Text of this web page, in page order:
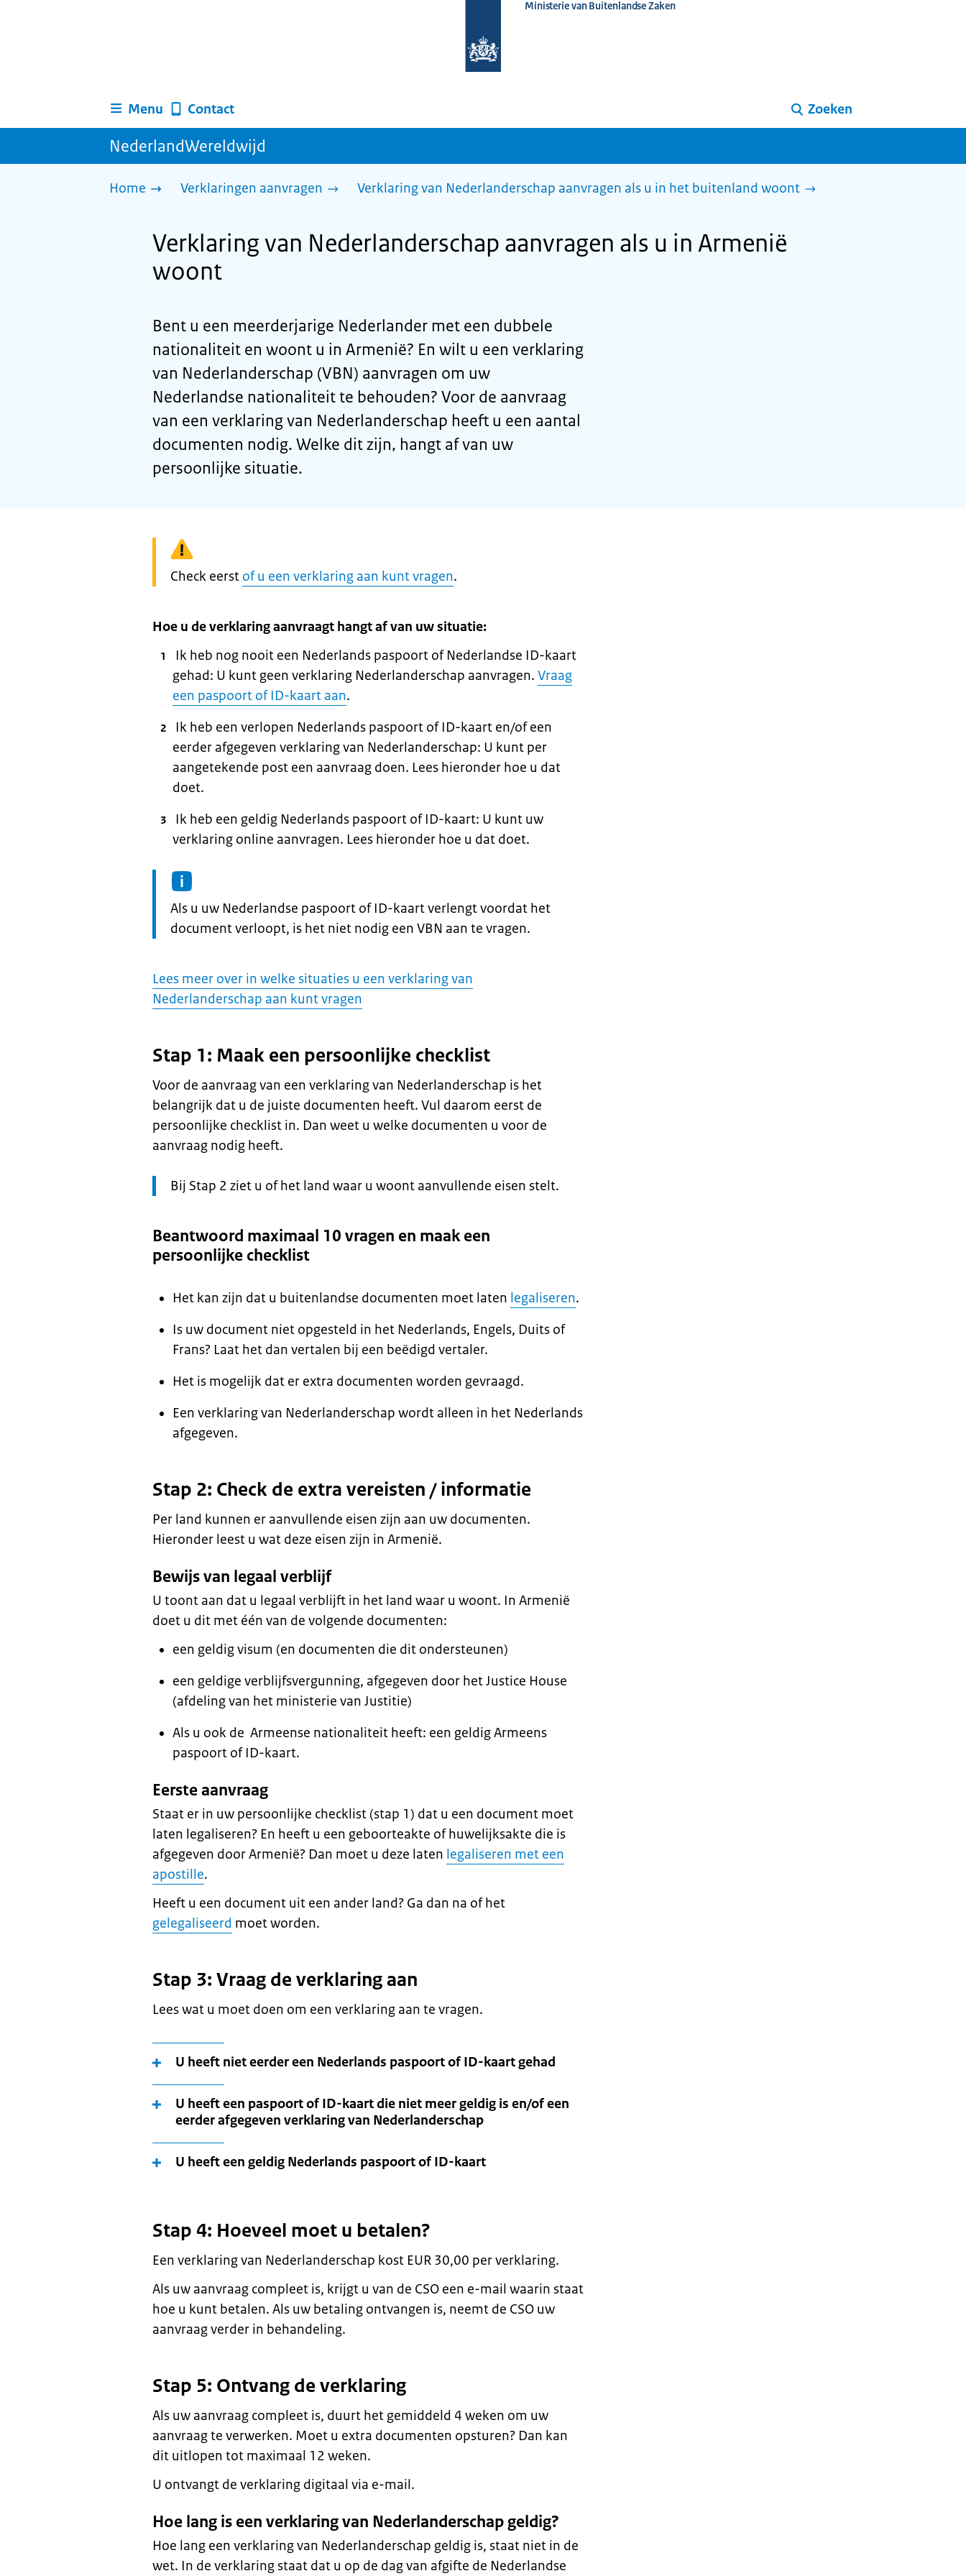
homepage
Ministerie van Buitenlandse Zaken
Menu Contact Zoeken
NederlandWereldwijd
Home Verklaringen aanvragen Verklaring van Nederlanderschap aanvragen als u in het buitenland woont
Verklaring van Nederlanderschap aanvragen als u in Armenië
woont
Bent u een meerderjarige Nederlander met een dubbele
nationaliteit en woont u in Armenië? En wilt u een verklaring
van Nederlanderschap (VBN) aanvragen om uw
Nederlandse nationaliteit te behouden? Voor de aanvraag
van een verklaring van Nederlanderschap heeft u een aantal
documenten nodig. Welke dit zijn, hangt af van uw
persoonlijke situatie.
Waarschuwing:
Check eerst of u een verklaring aan kunt vragen.
Hoe u de verklaring aanvraagt hangt af van uw situatie:
Ik heb nog nooit een Nederlands paspoort of Nederlandse ID-kaart
gehad: U kunt geen verklaring Nederlanderschap aanvragen. Vraag
een paspoort of ID-kaart aan.
Ik heb een verlopen Nederlands paspoort of ID-kaart en/of een
eerder afgegeven verklaring van Nederlanderschap: U kunt per
aangetekende post een aanvraag doen. Lees hieronder hoe u dat
doet.
Ik heb een geldig Nederlands paspoort of ID-kaart: U kunt uw
verklaring online aanvragen. Lees hieronder hoe u dat doet.
Informatie:
Als u uw Nederlandse paspoort of ID-kaart verlengt voordat het
document verloopt, is het niet nodig een VBN aan te vragen.
Lees meer over in welke situaties u een verklaring van
Nederlanderschap aan kunt vragen
Stap 1: Maak een persoonlijke checklist
Voor de aanvraag van een verklaring van Nederlanderschap is het
belangrijk dat u de juiste documenten heeft. Vul daarom eerst de
persoonlijke checklist in. Dan weet u welke documenten u voor de
aanvraag nodig heeft.
Let
Bij Stap 2 ziet u of het land waar u woont aanvullende eisen stelt.
Beantwoord maximaal 10 vragen en maak een
persoonlijke checklist
Het kan zijn dat u buitenlandse documenten moet laten legaliseren.
Is uw document niet opgesteld in het Nederlands, Engels, Duits of
Frans? Laat het dan vertalen bij een beëdigd vertaler.
Het is mogelijk dat er extra documenten worden gevraagd.
Een verklaring van Nederlanderschap wordt alleen in het Nederlands
afgegeven.
Stap 2: Check de extra vereisten / informatie
Per land kunnen er aanvullende eisen zijn aan uw documenten.
Hieronder leest u wat deze eisen zijn in Armenië.
Bewijs van legaal verblijf
U toont aan dat u legaal verblijft in het land waar u woont. In Armenië
doet u dit met één van de volgende documenten:
een geldig visum (en documenten die dit ondersteunen)
een geldige verblijfsvergunning, afgegeven door hetJustice House
(afdeling van het ministerie van Justitie)
Als u ook de Armeense nationaliteit heeft: een geldig Armeens
paspoort of ID-kaart.ㅤㅤ
Eerste aanvraag
Staat er in uw persoonlijke checklist (stap 1) dat u een document moet
laten legaliseren? En heeft u een geboorteakte of huwelijksakte die is
afgegeven door Armenië? Dan moet u deze laten legaliseren met een
apostille.
Heeft u een document uit een ander land? Ga dan na of het
gelegaliseerd moet worden.
Stap 3: Vraag de verklaring aan
Lees wat u moet doen om een verklaring aan te vragen.
U heeft niet eerder een Nederlands paspoort of ID-kaart gehad
U heeft een paspoort of ID-kaart die niet meer geldig is en/of een
eerder afgegeven verklaring van Nederlanderschap
U heeft een geldig Nederlands paspoort of ID-kaart
Stap 4: Hoeveel moet u betalen?
Een verklaring van Nederlanderschap kost EUR 30,00 per verklaring.
Als uw aanvraag compleet is, krijgt u van de CSO een e-mail waarin staat
hoe u kunt betalen. Als uw betaling ontvangen is, neemt de CSO uw
aanvraag verder in behandeling.
Stap 5: Ontvang de verklaring
Als uw aanvraag compleet is, duurt het gemiddeld 4 weken om uw
aanvraag te verwerken. Moet u extra documenten opsturen? Dan kan
dit uitlopen tot maximaal 12 weken.
U ontvangt de verklaring digitaal via e-mail.
Hoe lang is een verklaring van Nederlanderschap geldig?
Hoe lang een verklaring van Nederlanderschap geldig is, staat niet in de
wet. In de verklaring staat dat u op de dag van afgifte de Nederlandse